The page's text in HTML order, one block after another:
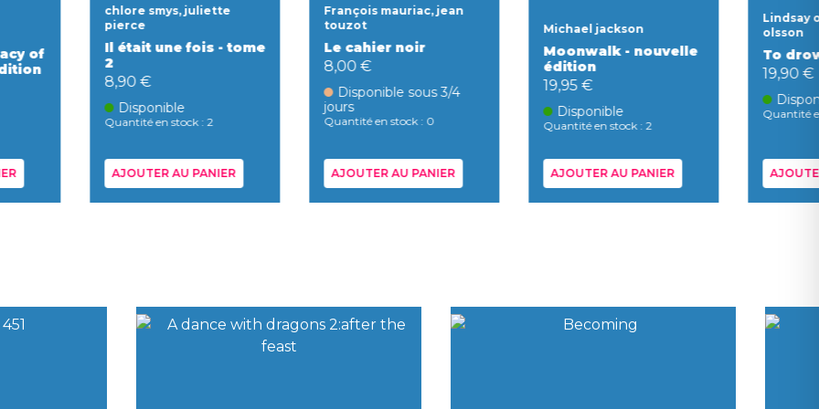
of
chlore smys, juliette
pierce
Il était une fois - tome
2
8,90 €
Disponible
Quantité en stock : 2
AJOUTER AU PANIER
François mauriac, jean
touzot
Le cahier noir
8,00 €
Disponible sous 3/4
jours
Quantité en stock : 0
AJOUTER AU PANIER
Michael jackson
Moonwalk - nouvelle
édition
19,95 €
Disponible
Quantité en stock : 2
AJOUTER AU PANIER
Lindsay
olsson
To
19,90 €
Quantité